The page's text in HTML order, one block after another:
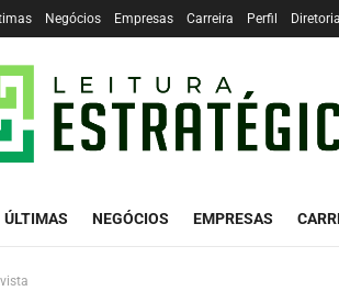
Negócios Empresas Carreira Perfil Diretoria
ÚLTIMAS NEGÓCIOS EMPRESAS